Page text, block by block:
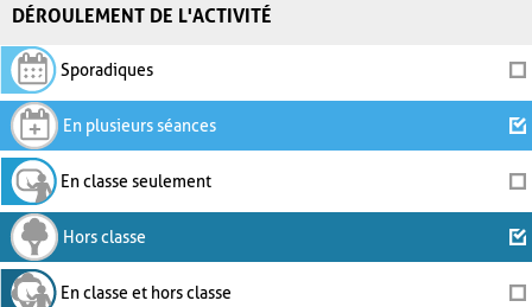
DÉROULEMENT DE L'ACTIVITÉ
Sporadiques
En plusieurs séances
En classe seulement
Hors classe
En classe et hors classe